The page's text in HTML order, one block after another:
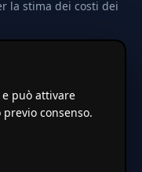
la stima dei costi dei
coefficienti
nazionali. Non
di vxd.mobi
può attivare
consenso.